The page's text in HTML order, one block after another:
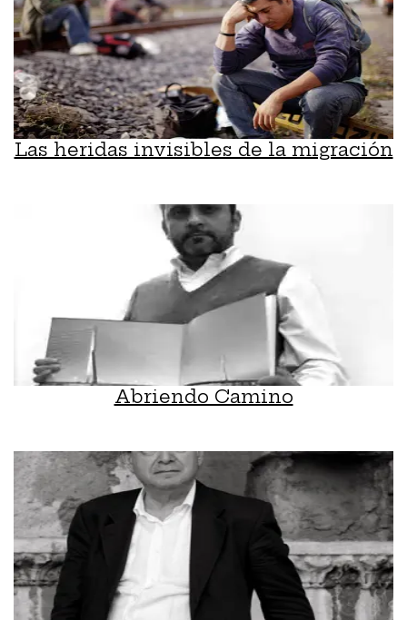
Las heridas invisibles de la migración
Abriendo Camino